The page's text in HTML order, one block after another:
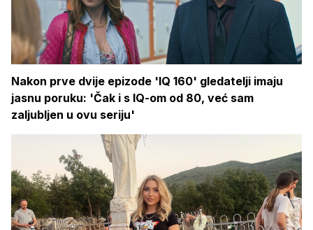
Nakon prve dvije epizode 'IQ 160' gledatelji imaju
jasnu poruku: 'Čak i s IQ-om od 80, već sam
zaljubljen u ovu seriju'